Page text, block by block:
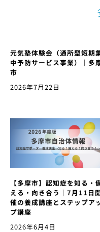
元気塾体験会（通所型短期
中予防サービス事業）｜多
市
2026年7月22日
【多摩市】認知症を知る・
える・向き合う｜7月11日
催の養成講座とステップア
プ講座
2026年6月4日